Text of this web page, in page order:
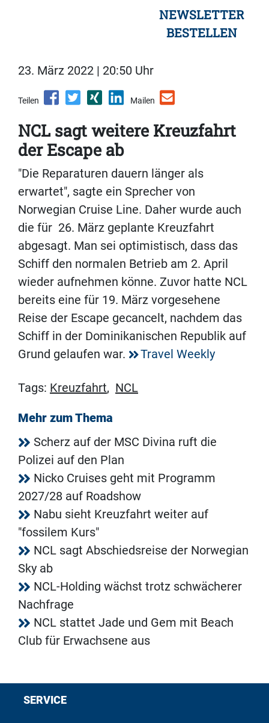
NEWSLETTER
BESTELLEN
23. März 2022 | 20:50 Uhr
Teilen Mailen
NCL sagt weitere Kreuzfahrt
der Escape ab
"Die Reparaturen dauern länger als
erwartet", sagte ein Sprecher von
Norwegian Cruise Line. Daher wurde auch
die für 26. März geplante Kreuzfahrt
abgesagt. Man sei optimistisch, dass das
Schiff den normalen Betrieb am 2. April
wieder aufnehmen könne. Zuvor hatte NCL
bereits eine für 19. März vorgesehene
Reise der Escape gecancelt, nachdem das
Schiff in der Dominikanischen Republik auf
Grund gelaufen war.
Travel Weekly
Tags: Kreuzfahrt, NCL
Mehr zum Thema
Scherz auf der MSC Divina ruft die
Polizei auf den Plan
Nicko Cruises geht mit Programm
2027/28 auf Roadshow
Nabu sieht Kreuzfahrt weiter auf
"fossilem Kurs"
NCL sagt Abschiedsreise der Norwegian
Sky ab
NCL-Holding wächst trotz schwächerer
Nachfrage
NCL stattet Jade und Gem mit Beach
Club für Erwachsene aus
SERVICE